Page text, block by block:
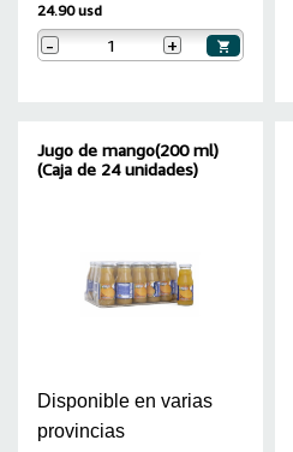
24.90 usd
- +
Jugo de mango(200 ml)
(Caja de 24 unidades)
Disponible en varias
provincias